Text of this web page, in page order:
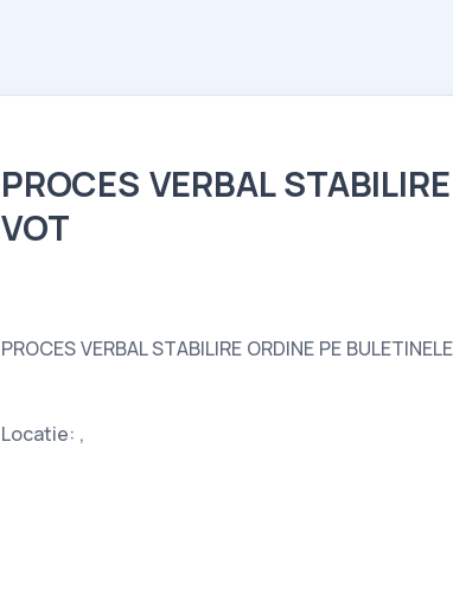
PROCES VERBAL
VOT
PROCES VERBAL STABILIRE ORDINE PE
Locatie: ,